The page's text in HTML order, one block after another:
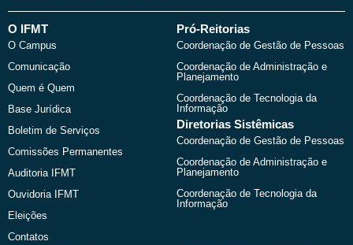
e
o
k
w
t
t
O IFMT
O Campus
Comunicação
Quem é Quem
Base Jurídica
Boletim de Serviços
Comissões Permanentes
Auditoria IFMT
Ouvidoria IFMT
Eleições
Contatos
Pró-Reitorias
Coordenação de Gestão de Pessoas
Coordenação de Administração e
Planejamento
Coordenação de Tecnologia da
Informação
Diretorias Sistêmicas
Coordenação de Gestão de Pessoas
Coordenação de Administração e
Planejamento
Coordenação de Tecnologia da
Informação